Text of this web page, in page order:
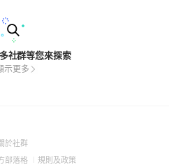
社群等您來探索
示更多
於社群(Open
部落格 (Open
規則及政策(Open